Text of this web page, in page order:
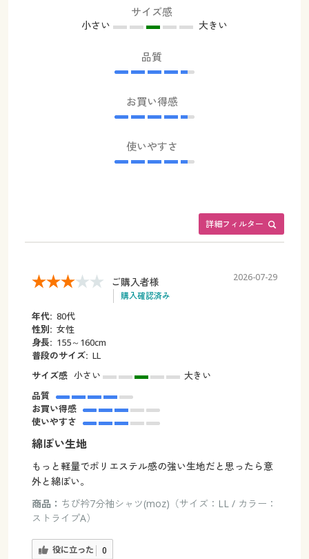
サイズ感
小さい 大きい
品質
お買い得感
使いやすさ
詳細フィルター
ご購入者様
購入確認済み
2026-07-29
年代: 80代
性別: 女性
身長: 155～160cm
普段のサイズ: LL
サイズ感 小さい
大きい
品質
お買い得感
使いやすさ
綿ぽい生地
もっと軽量でポリエステル感の強い生地だと思ったら意
外と綿ぽい。
商品： ちび衿7分袖シャツ(moz)（サイズ：LL / カラー：
ストライプA）
役に立った 0